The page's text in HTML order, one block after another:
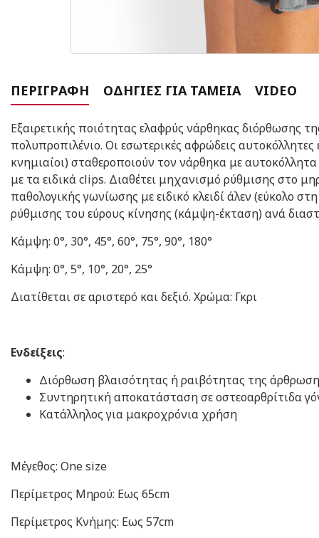
ΠΕΡΙΓΡΑΦΉ ΟΔΗΓΊΕΣ ΓΙΑ ΤΑΜΕΊΑ VIDEO
Eξαιρετικής ποιότητας ελαφρύς νάρθηκας διόρθωσης
πολυπροπιλένιο. Οι εσωτερικές αφρώδεις αυτοκόλλητες
κνημιαίοι) σταθεροποιούν τον νάρθηκα με
με τα ειδικά clips. Διαθέτει μηχανισμό ρύθμισης στο
παθολογικής γωνίωσης με ειδικό κλειδί άλεν (εύκολο
ρύθμισης του εύρους κίνησης (κάμψη-έκταση) ανά
Κάμψη: 0°, 30°, 45°, 60°, 75°, 90°, 180°
Κάμψη: 0°, 5°, 10°, 20°, 25°
Διατίθεται σε αριστερό και δεξιό. Χρώμα: Γκρι
Ενδείξεις:
Διόρθωση βλαισότητας ή ραιβότητας της
Συντηρητική αποκατάσταση σε οστεοαρθρίτιδα
Κατάλληλος για μακροχρόνια χρήση
Μέγεθος: One size
Περίμετρος Μηρού: Eως 65cm
Περίμετρος Kνήμης: Εως 57cm